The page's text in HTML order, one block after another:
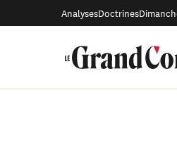
AnalysesDoctrines